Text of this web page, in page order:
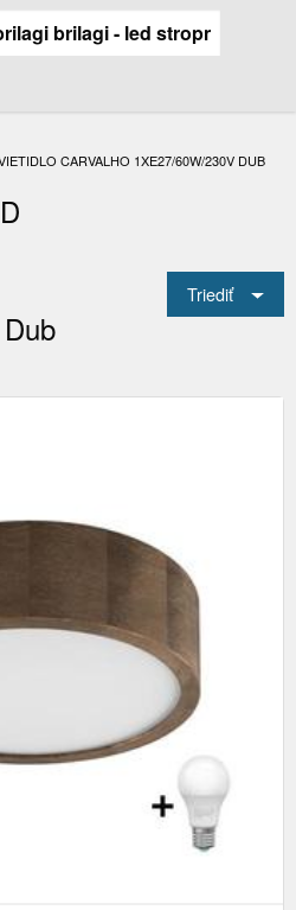
CARVALHO 1XE27/60W/230V DUB
Triediť